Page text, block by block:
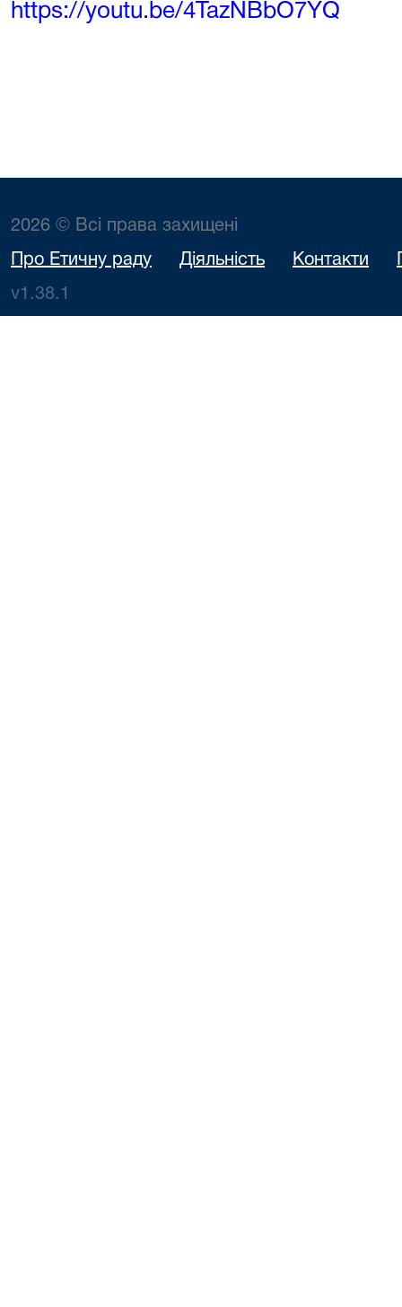
https://youtu.be/4TazNBbO7YQ
2026 © Всі права захищені
Про Етичну раду Діяльність Контакти
v1.38.1